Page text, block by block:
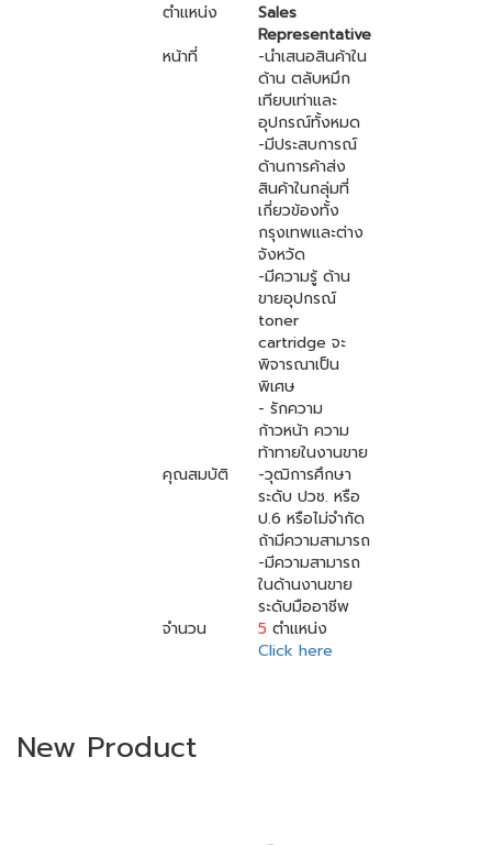
ตำแหน่ง
Sales
Representative
หน้าที่
-นำเสนอสินค้าใน
ด้าน ตลับหมึก
เทียบเท่าและ
อุปกรณ์ทั้งหมด
-มีประสบการณ์
ด้านการค้าส่ง
สินค้าในกลุ่มที่
เกี่ยวข้องทั้ง
กรุงเทพและต่าง
จังหวัด
-มีความรู้ ด้าน
ขายอุปกรณ์
toner
cartridge จะ
พิจารณาเป็น
พิเศษ
- รักความ
ก้าวหน้า ความ
ท้าทายในงานขาย
คุณสมบัติ
-วุฒิการศึกษา
ระดับ ปวช. หรือ
ป.6 หรือไม่จำกัด
ถ้ามีความสามารถ
-มีความสามารถ
ในด้านงานขาย
ระดับมืออาชีพ
จำนวน
5 ตำแหน่ง
Click here
New Product